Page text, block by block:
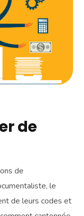
de
de
le
de leurs codes et